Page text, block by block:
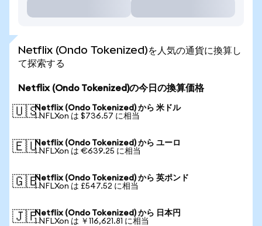
Netflix (Ondo Tokenized)を人気の通貨に換算し
て探索する
Netflix (Ondo Tokenized)の今日の換算価格
🇺🇸Netflix (Ondo Tokenized) から 米ドル
1 NFLXon は $736.57 に相当
🇪🇺Netflix (Ondo Tokenized) から ユーロ
1 NFLXon は €639.25 に相当
🇬🇧Netflix (Ondo Tokenized) から 英ポンド
1 NFLXon は £547.52 に相当
🇯🇵Netflix (Ondo Tokenized) から 日本円
1 NFLXon は ￥116,621.81 に相当